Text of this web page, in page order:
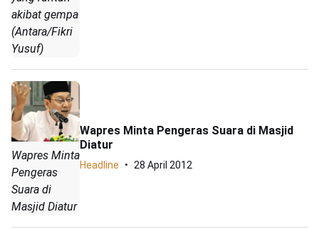
akibat gempa
(Antara/Fikri
Yusuf)
Wapres Minta
Pengeras
Suara di
Masjid Diatur
Wapres Minta Pengeras Suara di Masjid
Diatur
Headline 28 April 2012